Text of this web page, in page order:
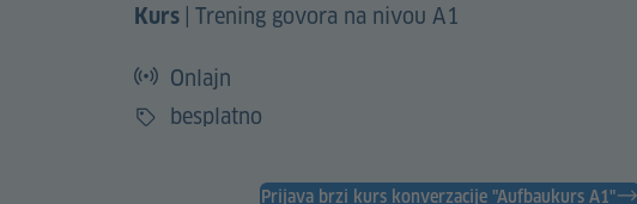
Kurs Trening govora na nivou A1
Onlajn
Cena
besplatno
Prijava brzi kurs konverzacije "Aufbaukurs A1"